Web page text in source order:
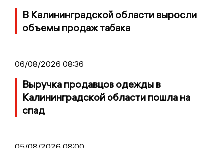
В Калининградской области выросли
объемы продаж табака
06/08/2026 08:36
Выручка продавцов одежды в
Калининградской области пошла на
спад